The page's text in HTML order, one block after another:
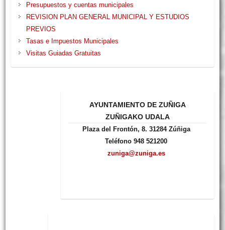
Presupuestos y cuentas municipales
REVISION PLAN GENERAL MUNICIPAL Y ESTUDIOS
PREVIOS
Tasas e Impuestos Municipales
Visitas Guiadas Gratuitas
AYUNTAMIENTO DE ZUÑIGA
ZUÑIGAKO UDALA
Plaza del Frontón, 8. 31284 Zúñiga
Teléfono 948 521200
zuniga@zuniga.es